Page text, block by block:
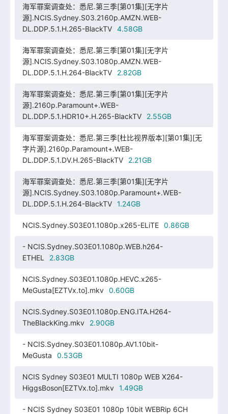
海军罪案调查处：悉尼.第三季[第01集][无字片
源].NCIS.Sydney.S03.2160p.AMZN.WEB-
DL.DDP.5.1.H.265-BlackTV
4.58GB
海军罪案调查处：悉尼.第三季[第01集][无字片
源].NCIS.Sydney.S03.1080p.AMZN.WEB-
DL.DDP.5.1.H.264-BlackTV
2.82GB
海军罪案调查处：悉尼.第三季[第01集][无字片
源].2160p.Paramount+.WEB-
DL.DDP.5.1.HDR10+.H.265-BlackTV
2.55GB
海军罪案调查处：悉尼.第三季[杜比视界版本][第01集][无
字片源].2160p.Paramount+.WEB-
DL.DDP.5.1.DV.H.265-BlackTV
2.21GB
海军罪案调查处：悉尼.第三季[第01集][无字片
源].NCIS.Sydney.S03.1080p.Paramount+.WEB-
DL.DDP.5.1.H.264-BlackTV
1.24GB
NCIS.Sydney.S03E01.1080p.x265-ELiTE 0.86GB
- NCIS.Sydney.S03E01.1080p.WEB.h264-
ETHEL
2.83GB
NCIS.Sydney.S03E01.1080p.HEVC.x265-
MeGusta[EZTVx.to].mkv
0.60GB
NCIS.Sydney.S03E01.1080p.ENG.ITA.H264-
TheBlackKing.mkv
2.90GB
- NCIS.Sydney.S03E01.1080p.AV1.10bit-
MeGusta
0.53GB
NCIS Sydney S03E01 MULTI 1080p WEB X264-
HiggsBoson[EZTVx.to].mkv
1.49GB
- NCIS Sydney S03E01 1080p 10bit WEBRip 6CH